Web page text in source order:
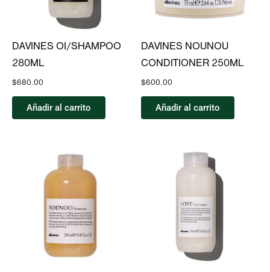
DAVINES OI/SHAMPOO
280ML
$680.00
Añadir al carrito
DAVINES NOUNOU
CONDITIONER 250ML
$600.00
Añadir al carrito